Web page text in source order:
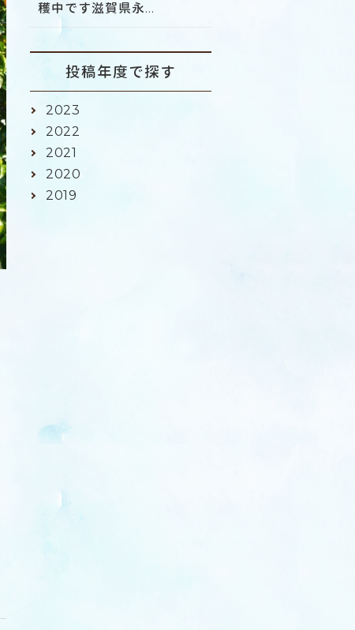
穫中です滋賀県永...
投稿年度で探す
2023
2022
2021
2020
2019